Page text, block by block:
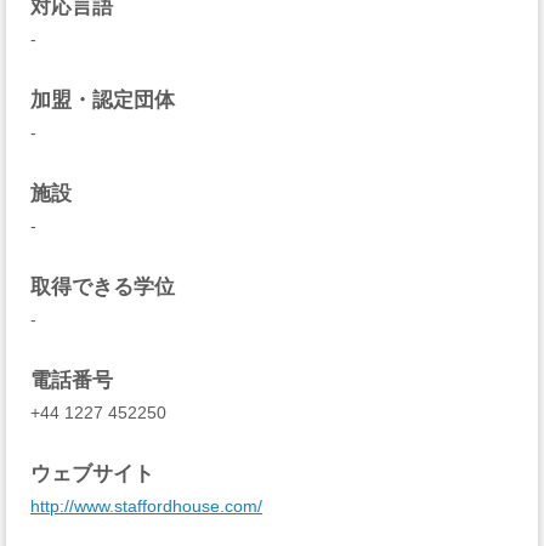
対応言語
-
加盟・認定団体
-
施設
-
取得できる学位
-
電話番号
+44 1227 452250
ウェブサイト
http://www.staffordhouse.com/